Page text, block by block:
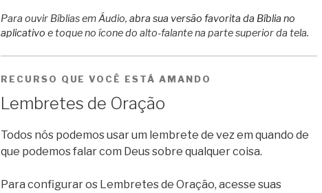
Para ouvir Bíblias em Áudio, abra sua versão favorita da Bíblia no
aplicativo e toque no ícone do alto-falante na parte superior da tela.
RECURSO QUE VOCÊ ESTÁ AMANDO
Lembretes de Oração
Todos nós podemos usar um lembrete de vez em quando de
que podemos falar com Deus sobre qualquer coisa.
Para configurar os Lembretes de Oração, acesse suas